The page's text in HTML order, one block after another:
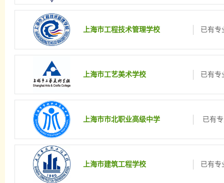
上海市工程技术管理学校 已有专
上海市工艺美术学校 已有专
上海市市北职业高级中学 已有
上海市建筑工程学校 已有专